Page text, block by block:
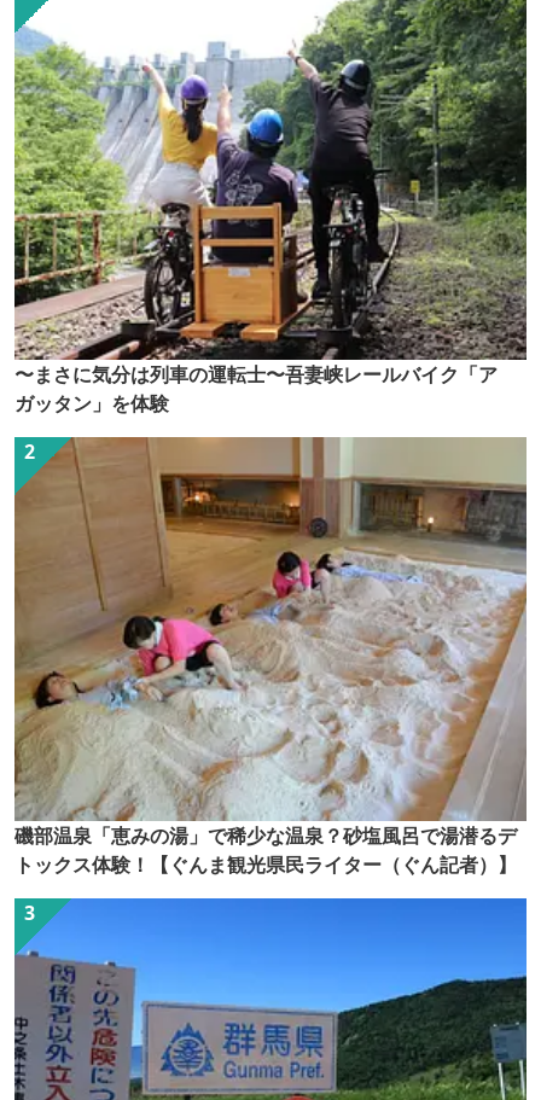
〜まさに気分は列車の運転士〜吾妻峡レールバイク「ア
ガッタン」を体験
磯部温泉「恵みの湯」で稀少な温泉？砂塩風呂で湯潜るデ
トックス体験！【ぐんま観光県民ライター（ぐん記者）】